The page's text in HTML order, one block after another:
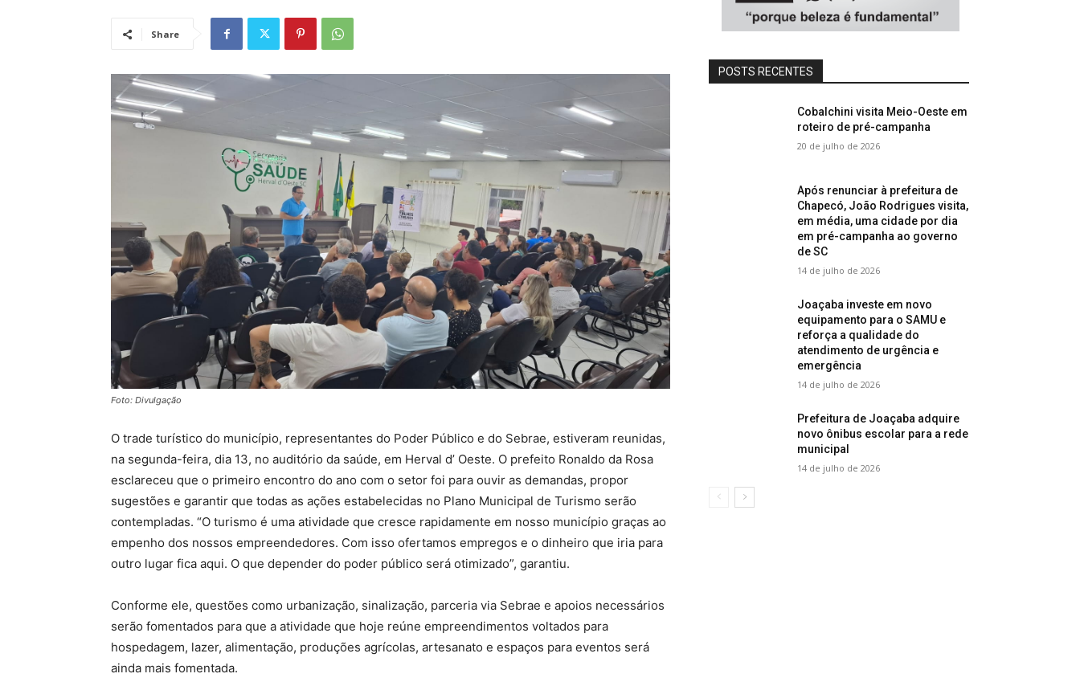
Share
Foto: Divulgação
O trade turístico do município, representantes do Poder Público e do Sebrae, estiveram reunidas,
na segunda-feira, dia 13, no auditório da saúde, em Herval d’ Oeste. O prefeito Ronaldo da Rosa
esclareceu que o primeiro encontro do ano com o setor foi para ouvir as demandas, propor
sugestões e garantir que todas as ações estabelecidas no Plano Municipal de Turismo serão
contempladas. “O turismo é uma atividade que cresce rapidamente em nosso município graças ao
empenho dos nossos empreendedores. Com isso ofertamos empregos e o dinheiro que iria para
outro lugar fica aqui. O que depender do poder público será otimizado”, garantiu.
Conforme ele, questões como urbanização, sinalização, parceria via Sebrae e apoios necessários
serão fomentados para que a atividade que hoje reúne empreendimentos voltados para
hospedagem, lazer, alimentação, produções agrícolas, artesanato e espaços para eventos será
ainda mais fomentada.
POSTS RECENTES
Cobalchini visita Meio-Oeste em
roteiro de pré-campanha
20 de julho de 2026
Após renunciar à prefeitura de
Chapecó, João Rodrigues visita,
em média, uma cidade por dia
em pré-campanha ao governo
de SC
14 de julho de 2026
Joaçaba investe em novo
equipamento para o SAMU e
reforça a qualidade do
atendimento de urgência e
emergência
14 de julho de 2026
Prefeitura de Joaçaba adquire
novo ônibus escolar para a rede
municipal
14 de julho de 2026